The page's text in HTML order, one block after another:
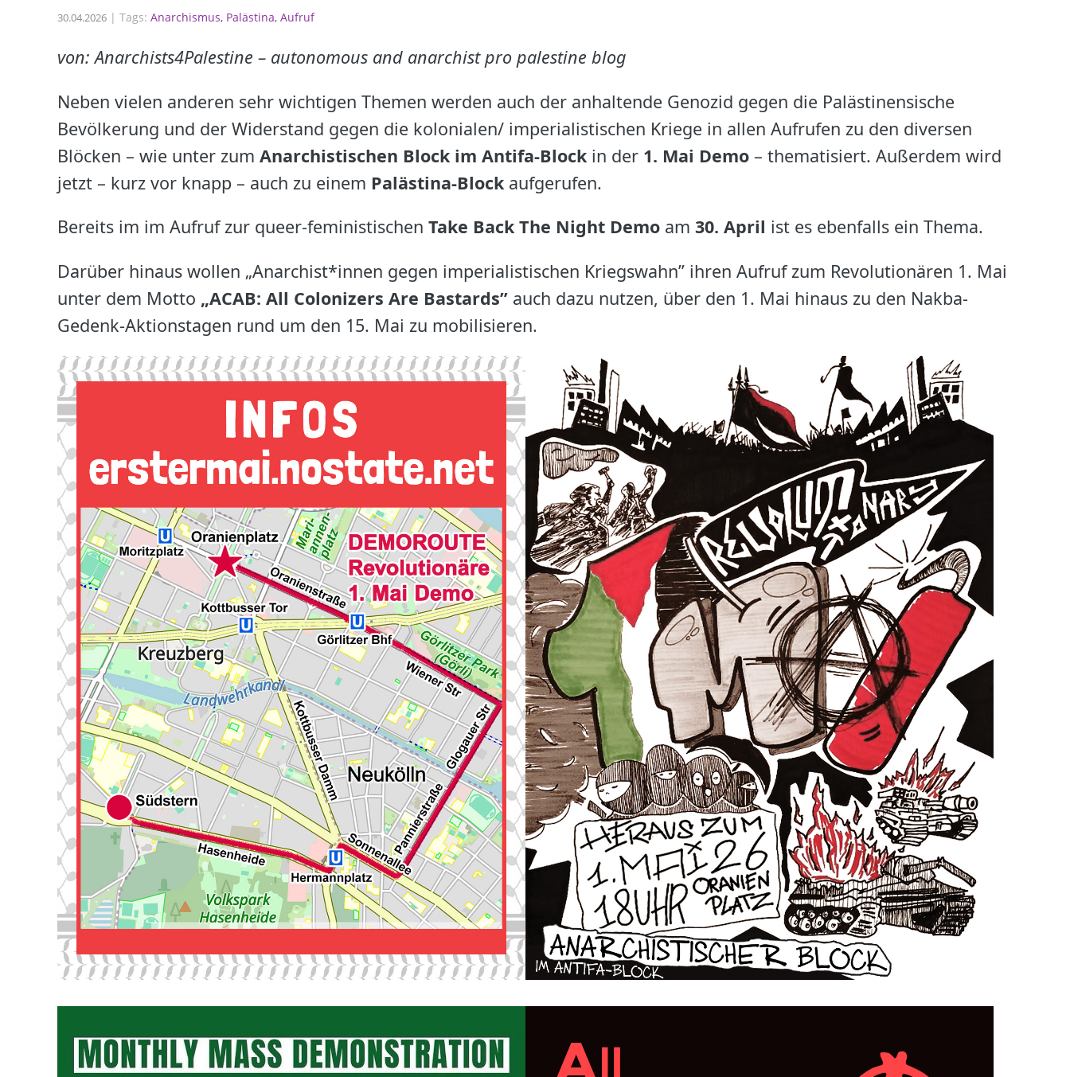
30.04.2026 | Tags: Anarchismus Palästina Aufruf
von: Anarchists4Palestine – autonomous and anarchist pro palestine blog
Neben vielen anderen sehr wichtigen Themen werden auch der anhaltende Genozid gegen die Palästinensische
Bevölkerung und der Widerstand gegen die kolonialen/ imperialistischen Kriege in allen Aufrufen zu den diversen
Blöcken – wie unter zum Anarchistischen Block im Antifa-Block in der 1. Mai Demo – thematisiert. Außerdem wird
jetzt – kurz vor knapp – auch zu einem Palästina-Block aufgerufen.
Bereits im im Aufruf zur queer-feministischen Take Back The Night Demo am 30. April ist es ebenfalls ein Thema.
Darüber hinaus wollen „Anarchist*innen gegen imperialistischen Kriegswahn” ihren Aufruf zum Revolutionären 1. Mai
unter dem Motto „ACAB: All Colonizers Are Bastards” auch dazu nutzen, über den 1. Mai hinaus zu den Nakba-
Gedenk-Aktionstagen rund um den 15. Mai zu mobilisieren.